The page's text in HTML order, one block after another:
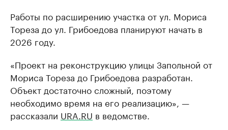
Работы по расширению участка от ул. Мориса
Тореза до ул. Грибоедова планируют начать в
2026 году.
«Проект на реконструкцию улицы Запольной от
Мориса Тореза до Грибоедова разработан.
Объект достаточно сложный, поэтому
необходимо время на его реализацию», —
рассказали URA.RU в ведомстве.